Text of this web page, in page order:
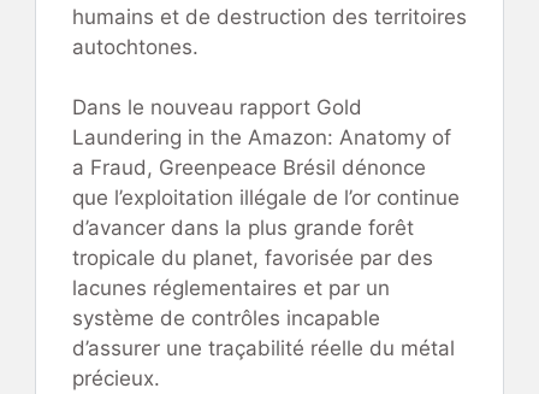
humains et de destruction des territoires
autochtones.
Dans le nouveau rapport Gold
Laundering in the Amazon: Anatomy of
a Fraud, Greenpeace Brésil dénonce
que l’exploitation illégale de l’or continue
d’avancer dans la plus grande forêt
tropicale du planet, favorisée par des
lacunes réglementaires et par un
système de contrôles incapable
d’assurer une traçabilité réelle du métal
précieux.